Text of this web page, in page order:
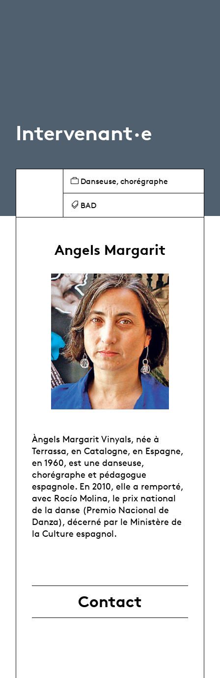
Intervenant·e
Danseuse, chorégraphe
BAD
Angels Margarit
Àngels Margarit Vinyals, née à
Terrassa, en Catalogne, en Espagne,
en 1960, est une danseuse,
chorégraphe et pédagogue
espagnole. En 2010, elle a remporté,
avec Rocío Molina, le prix national
de la danse (Premio Nacional de
Danza), décerné par le Ministère de
la Culture espagnol.
Contact